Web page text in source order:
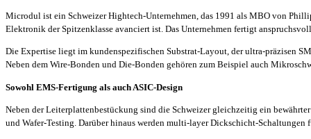
Microdul ist ein Schweizer Hightech-Unternehmen, das 1991 als MBO von
Elektronik der Spitzenklasse avanciert ist. Das Unternehmen fertigt
Die Expertise liegt im kundenspezifischen Substrat-Layout, der ultra-präzisen
Neben dem Wire-Bonden und Die-Bonden gehören zum Beispiel auch
Sowohl EMS-Fertigung als auch ASIC-Design
Neben der Leiterplattenbestückung sind die Schweizer gleichzeitig ein
und Wafer-Testing. Darüber hinaus werden multi-layer Dickschicht-